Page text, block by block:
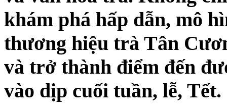
khám phá hấp dẫn, mô
thương hiệu trà Tân
và trở thành điểm đến
vào dịp cuối tuần, lễ, Tết.